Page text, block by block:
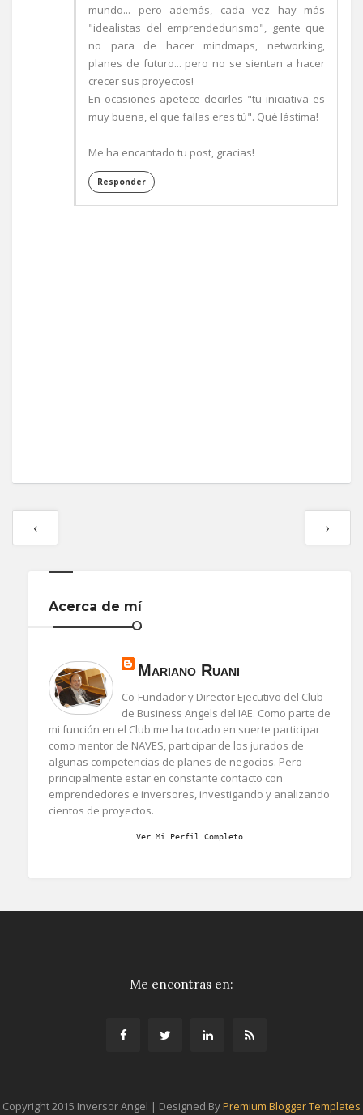
mundo... pero además, cada vez hay más
"idealistas del emprendedurismo", gente que
no para de hacer mindmaps, networking,
planes de futuro... pero no se sientan a hacer
crecer sus proyectos!
En ocasiones apetece decirles "tu iniciativa es
muy buena, el que fallas eres tú". Qué lástima!
Me ha encantado tu post, gracias!
Responder
‹ ›
Acerca de mí
Mariano Ruani
Co-Fundador y Director Ejecutivo del Club
de Business Angels del IAE. Como parte de
mi función en el Club me ha tocado en suerte participar
como mentor de NAVES, participar de los jurados de
algunas competencias de planes de negocios. Pero
principalmente estar en constante contacto con
emprendedores e inversores, investigando y analizando
cientos de proyectos.
Ver Mi Perfil Completo
Me encontras en:
Copyright 2015 Inversor Angel | Designed ByPremium Blogger Templates